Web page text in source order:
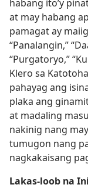
habang ito’y
at may habang
pamagat ay
“Panalangin,”
“Purgatoryo,”
Klero sa
pahayag ang
plaka ang
at madaling
nakinig nang
tumugon nang
nagkakaisang
Lakas-loob na